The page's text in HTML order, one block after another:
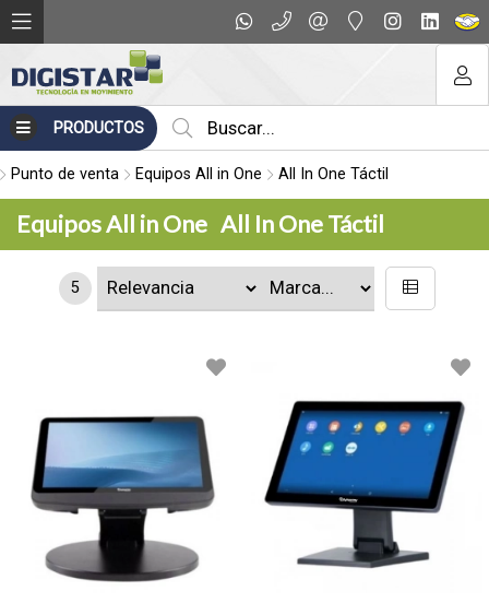
PRODUCTOS
Punto de venta Equipos All in One All In One Táctil
Equipos All in One All In One Táctil
5